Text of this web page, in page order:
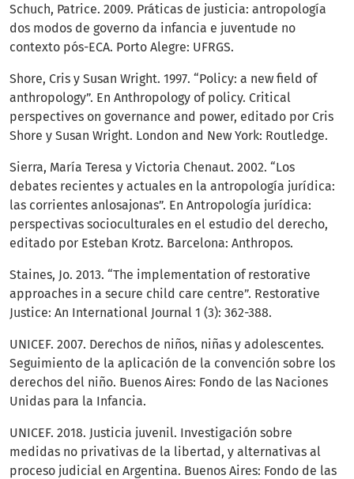
Schuch, Patrice. 2009. Práticas de justicia: antropología
dos modos de governo da infancia e juventude no
contexto pós-ECA. Porto Alegre: UFRGS.
Shore, Cris y Susan Wright. 1997. “Policy: a new field of
anthropology”. En Anthropology of policy. Critical
perspectives on governance and power, editado por Cris
Shore y Susan Wright. London and New York: Routledge.
Sierra, María Teresa y Victoria Chenaut. 2002. “Los
debates recientes y actuales en la antropología jurídica:
las corrientes anlosajonas”. En Antropología jurídica:
perspectivas socioculturales en el estudio del derecho,
editado por Esteban Krotz. Barcelona: Anthropos.
Staines, Jo. 2013. “The implementation of restorative
approaches in a secure child care centre”. Restorative
Justice: An International Journal 1 (3): 362-388.
UNICEF. 2007. Derechos de niños, niñas y adolescentes.
Seguimiento de la aplicación de la convención sobre los
derechos del niño. Buenos Aires: Fondo de las Naciones
Unidas para la Infancia.
UNICEF. 2018. Justicia juvenil. Investigación sobre
medidas no privativas de la libertad, y alternativas al
proceso judicial en Argentina. Buenos Aires: Fondo de las